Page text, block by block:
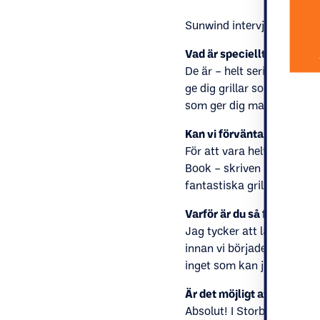
Sunwind intervjuade
Vad är speciellt med dina
De är – helt seriöst –
ge dig grillar som gör det
som ger dig maximal
Kan vi förvänta oss en bok
För att vara helt ärlig, om
Book – skriven av min
fantastiska grillrecept.
Varför är du så förtjust
Jag tycker att laga mat
innan vi började
inget som kan jämföras
Är det möjligt att laga
Absolut! I Storbritannien